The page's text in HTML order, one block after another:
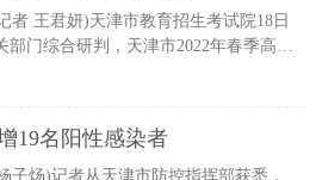
王君妍)天津市教育招生考试院18日
部门综合研判，天津市2022年春季高考
19名阳性感染者
炀)记者从天津市防控指挥部获悉，